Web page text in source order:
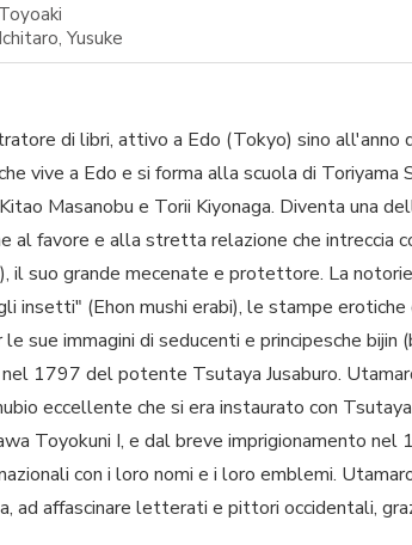
Toyoaki
Ichitaro, Yusuke
di libri, attivo a Edo (Tokyo) sino
vive a Edo e si forma alla scuola di
Masanobu e Torii Kiyonaga. Diventa una
al favore e alla stretta relazione che intreccia
suo grande mecenate e protettore. La
insetti" (Ehon mushi erabi), le stampe
sue immagini di seducenti e principesche
1797 del potente Tsutaya Jusaburo.
eccellente che si era instaurato con
Toyokuni I, e dal breve imprigionamento
con i loro nomi e i loro emblemi.
ad affascinare letterati e pittori occidentali,